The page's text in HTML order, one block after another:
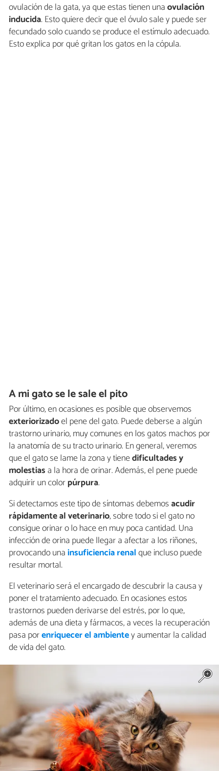
ovulación de la gata, ya que estas tienen unaovulación
inducida. Esto quiere decir que el óvulo sale y puede ser
fecundado solo cuando se produce el estímulo adecuado.
Esto explica por qué gritan los gatos en la cópula.
A mi gato se le sale el pito
Por último, en ocasiones es posible que observemos
exteriorizadoel pene del gato. Puede deberse a algún
trastorno urinario, muy comunes en los gatos machos por
la anatomía de su tracto urinario. En general, veremos
que el gato se lame la zona y tienedificultades y
molestias a la hora de orinar. Además, el pene puede
adquirir un colorpúrpura.
Si detectamos este tipo de síntomas debemosacudir
rápidamente al veterinario, sobre todo si el gato no
consigue orinar o lo hace en muy poca cantidad. Una
infección de orina puede llegar a afectar a los riñones,
provocando unainsuficiencia renalque incluso puede
resultar mortal.
El veterinario será el encargado de descubrir la causa y
poner el tratamiento adecuado. En ocasiones estos
trastornos pueden derivarse del estrés, por lo que,
además de una dieta y fármacos, a veces la recuperación
pasa porenriquecer el ambientey aumentar la calidad
de vida del gato.